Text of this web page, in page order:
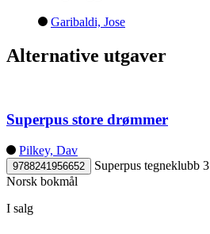
Garibaldi, Jose
Alternative utgaver
Superpus store drømmer
Pilkey, Dav
9788241956652 Superpus tegneklubb 3
Norsk bokmål
I salg